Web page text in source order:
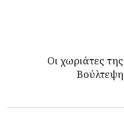
Οι χωριάτες της
Βούλτεψη